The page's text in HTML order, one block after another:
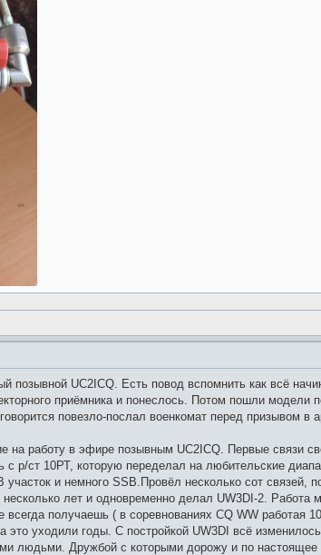
позывной UC2ICQ. Есть повод вспомнить как всё
приёмника и понеслось. Потом пошли
повезло-послал военкомат перед призывом
на работу в эфире позывным UC2ICQ. Первые связи
р/ст 10РТ, которую переделал на любительские
и немного SSB.Провёл несколько сот
лет и одновременно делал UW3DI-2.
получаешь ( в соревнованиях CQ WW работая
это уходили годы. С постройкой UW3DI всё
людьми. Дружбой с которыми дорожу и по